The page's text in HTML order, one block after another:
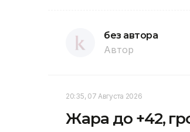
без автора
Автор
20:35, 07 Августа 2026
Жара до +42,